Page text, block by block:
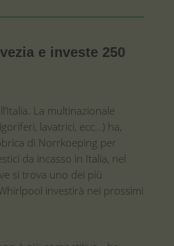
e investe 250
La multinazionale
lavatrici, ecc…) ha,
di Norrkoeping per
da incasso in Italia, nel
si trova uno dei più
investirà nei prossimi